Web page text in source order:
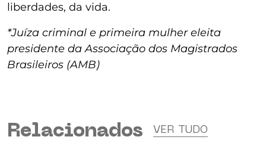
liberdades, da vida.
*Juíza criminal e primeira mulher eleita
presidente da Associação dos Magistrados
Brasileiros (AMB)
Relacionados VER TUDO